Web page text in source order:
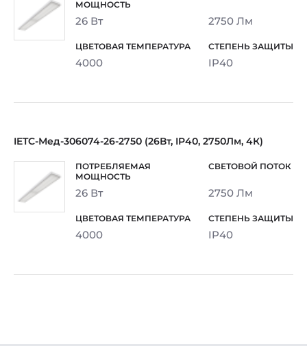
26 Вт 2750 Лм
4000 IP40
IETC-Мед-306074-26-2750 (26Вт, IP40, 2750Лм, 4К)
26 Вт 2750 Лм
4000 IP40